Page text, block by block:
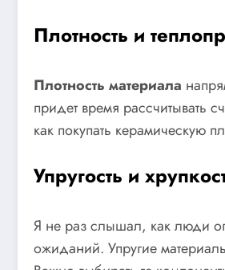
Плотность и
Плотность материала
придет время рассчитывать
как покупать керамическую
Упругость и
Я не раз слышал, как люди
ожиданий. Упругие